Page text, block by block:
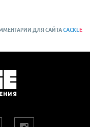
ДЛЯ САЙТАCACKL E